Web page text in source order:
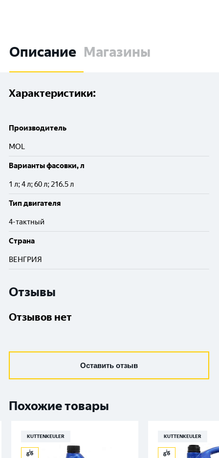
Описание Магазины
Характеристики:
Производитель
MOL
Варианты фасовки, л
1 л; 4 л; 60 л; 216.5 л
Тип двигателя
4-тактный
Cтрана
ВЕНГРИЯ
Отзывы
Отзывов нет
Оставить отзыв
Похожие товары
KUTTENKEULER KUTTENKEULER